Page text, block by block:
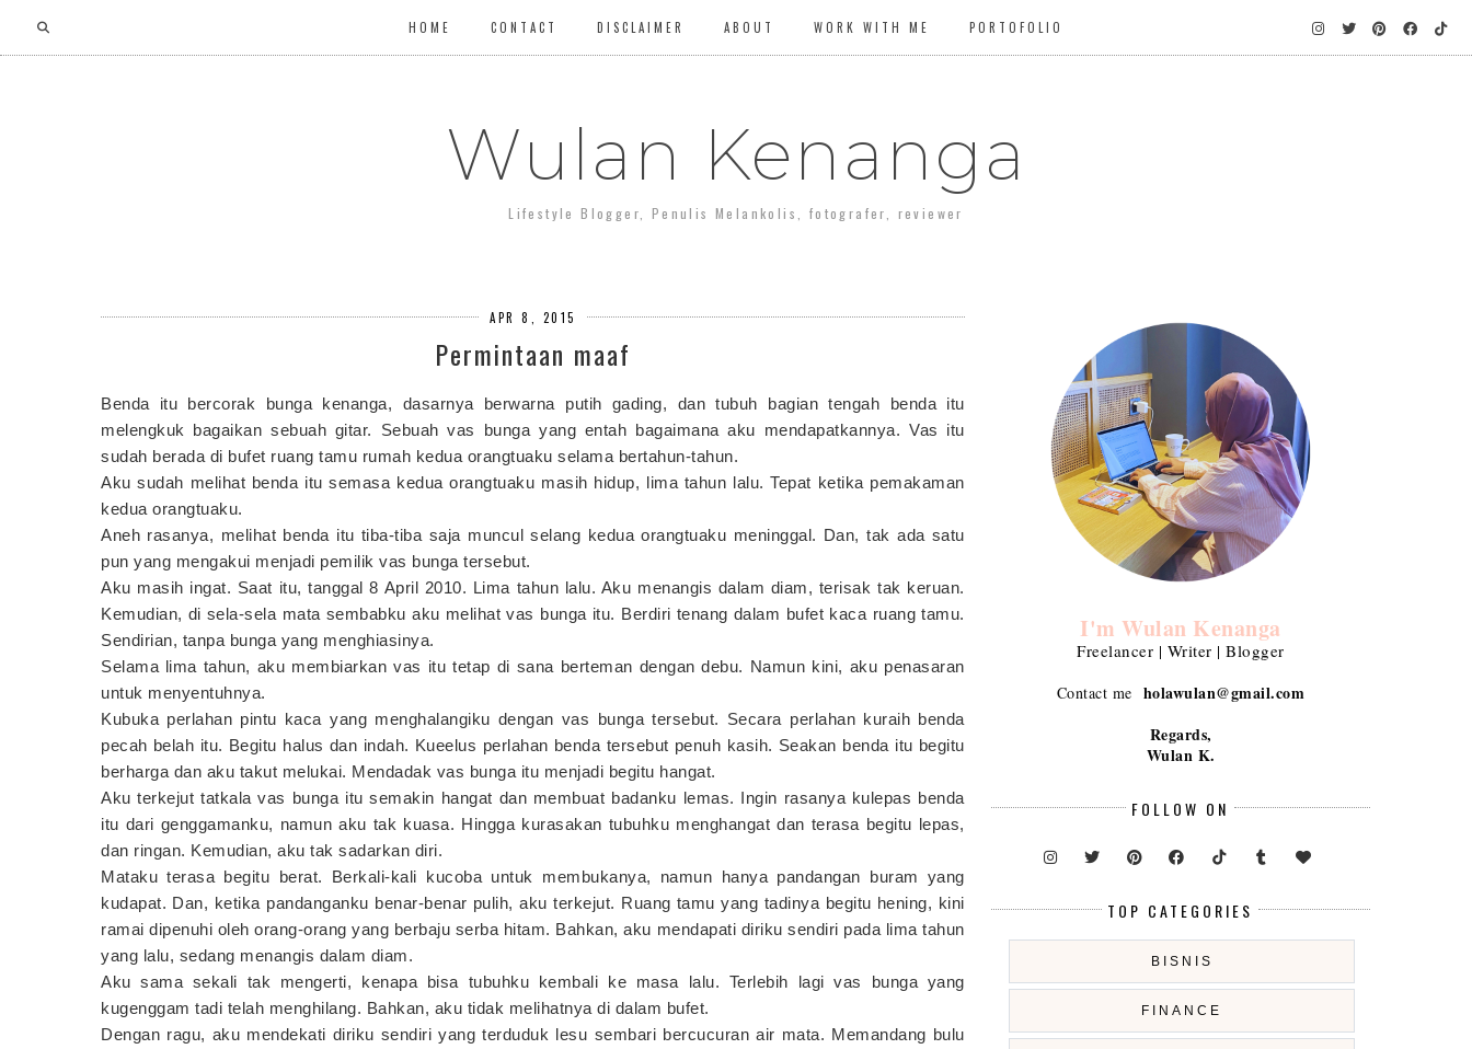
HOME CONTACT DISCLAIMER ABOUT WORK WITH ME PORTOFOLIO
Wulan Kenanga
Lifestyle Blogger, Penulis Melankolis, fotografer, reviewer
APR 8, 2015
Permintaan maaf
Benda itu bercorak bunga kenanga, dasarnya berwarna putih gading, dan tubuh bagian tengah benda itu
melengkuk bagaikan sebuah gitar. Sebuah vas bunga yang entah bagaimana aku mendapatkannya. Vas itu
sudah berada di bufet ruang tamu rumah kedua orangtuaku selama bertahun-tahun.
Aku sudah melihat benda itu semasa kedua orangtuaku masih hidup, lima tahun lalu. Tepat ketika pemakaman
kedua orangtuaku.
Aneh rasanya, melihat benda itu tiba-tiba saja muncul selang kedua orangtuaku meninggal. Dan, tak ada satu
pun yang mengakui menjadi pemilik vas bunga tersebut.
Aku masih ingat. Saat itu, tanggal 8 April 2010. Lima tahun lalu. Aku menangis dalam diam, terisak tak keruan.
Kemudian, di sela-sela mata sembabku aku melihat vas bunga itu. Berdiri tenang dalam bufet kaca ruang tamu.
Sendirian, tanpa bunga yang menghiasinya.
Selama lima tahun, aku membiarkan vas itu tetap di sana berteman dengan debu. Namun kini, aku penasaran
untuk menyentuhnya.
Kubuka perlahan pintu kaca yang menghalangiku dengan vas bunga tersebut. Secara perlahan kuraih benda
pecah belah itu. Begitu halus dan indah. Kueelus perlahan benda tersebut penuh kasih. Seakan benda itu begitu
berharga dan aku takut melukai. Mendadak vas bunga itu menjadi begitu hangat.
Aku terkejut tatkala vas bunga itu semakin hangat dan membuat badanku lemas. Ingin rasanya kulepas benda
itu dari genggamanku, namun aku tak kuasa. Hingga kurasakan tubuhku menghangat dan terasa begitu lepas,
dan ringan. Kemudian, aku tak sadarkan diri.
Mataku terasa begitu berat. Berkali-kali kucoba untuk membukanya, namun hanya pandangan buram yang
kudapat. Dan, ketika pandanganku benar-benar pulih, aku terkejut. Ruang tamu yang tadinya begitu hening, kini
ramai dipenuhi oleh orang-orang yang berbaju serba hitam. Bahkan, aku mendapati diriku sendiri pada lima tahun
yang lalu, sedang menangis dalam diam.
Aku sama sekali tak mengerti, kenapa bisa tubuhku kembali ke masa lalu. Terlebih lagi vas bunga yang
kugenggam tadi telah menghilang. Bahkan, aku tidak melihatnya di dalam bufet.
Dengan ragu, aku mendekati diriku sendiri yang terduduk lesu sembari bercucuran air mata. Memandang bulu
I'm Wulan Kenanga
Freelancer | Writer | Blogger
Contact me holawulan@gmail.com
Regards,
Wulan K.
FOLLOW ON
TOP CATEGORIES
BISNIS
FINANCE